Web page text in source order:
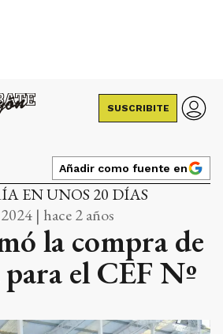
SUSCRIBITE
Añadir como fuente en
EN UNOS 20 DÍAS
| hace 2 años
la compra de
el CEF Nº